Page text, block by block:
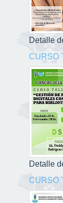
Detalle
CURSO
Detalle
CURSO